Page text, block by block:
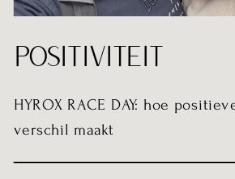
HYROX RACE DAY: hoe
verschil maakt
POSITIVITEIT